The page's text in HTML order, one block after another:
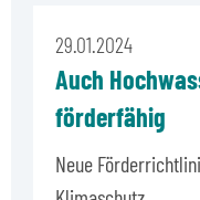
29.01.2024
Auch
förderfähig
Neue